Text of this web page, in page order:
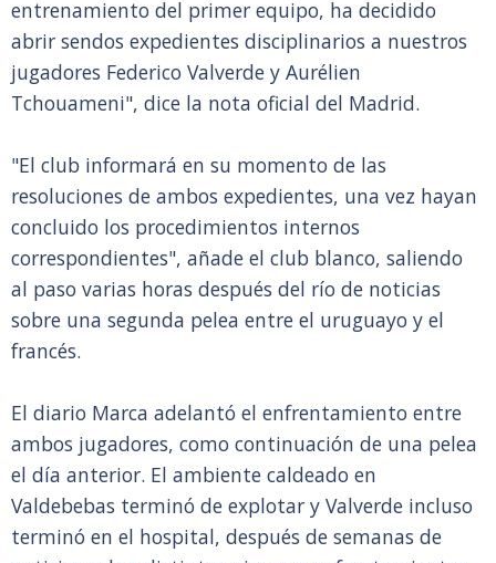
entrenamiento del primer equipo, ha decidido
abrir sendos expedientes disciplinarios a nuestros
jugadores Federico Valverde y Aurélien
Tchouameni", dice la nota oficial del Madrid.
"El club informará en su momento de las
resoluciones de ambos expedientes, una vez hayan
concluido los procedimientos internos
correspondientes", añade el club blanco, saliendo
al paso varias horas después del río de noticias
sobre una segunda pelea entre el uruguayo y el
francés.
El diario Marca adelantó el enfrentamiento entre
ambos jugadores, como continuación de una pelea
el día anterior. El ambiente caldeado en
Valdebebas terminó de explotar y Valverde incluso
terminó en el hospital, después de semanas de